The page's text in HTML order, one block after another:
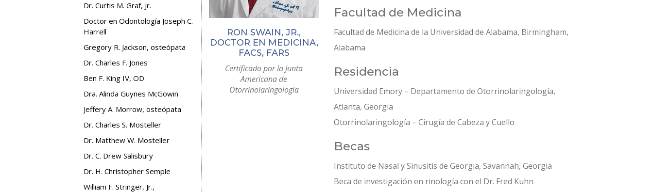
Dr. Curtis M. Graf, Jr.
Doctor en Odontología Joseph C.
Harrell
Gregory R. Jackson, osteópata
Dr. Charles F. Jones
Ben F. King IV, OD
Dra. Alinda Guynes McGowin
Jeffery A. Morrow, osteópata
Dr. Charles S. Mosteller
Dr. Matthew W. Mosteller
Dr. C. Drew Salisbury
Dr. H. Christopher Semple
William F. Stringer, Jr.,
RON SWAIN, JR.,
DOCTOR EN MEDICINA,
FACS, FARS
Certificado por la Junta
Americana de
Otorrinolaringología
Facultad de Medicina
Facultad de Medicina de la Universidad de Alabama, Birmingham,
Alabama
Residencia
Universidad Emory – Departamento de Otorrinolaringología,
Atlanta, Georgia
Otorrinolaringología – Cirugía de Cabeza y Cuello
Becas
Instituto de Nasal y Sinusitis de Georgia, Savannah, Georgia
Beca de investigación en rinología con el Dr. Fred Kuhn